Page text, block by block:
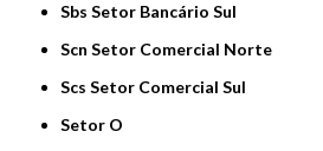
Sbs Setor Bancário Sul
Scn Setor Comercial Norte
Scs Setor Comercial Sul
Setor O